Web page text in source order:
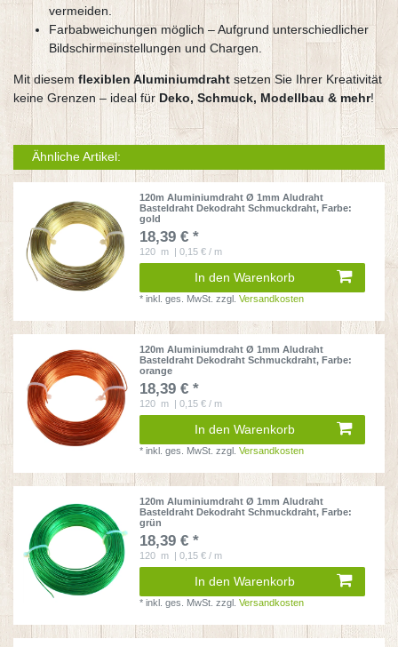
vermeiden.
Farbabweichungen möglich – Aufgrund unterschiedlicher
Bildschirmeinstellungen und Chargen.
Mit diesem flexiblen Aluminiumdraht setzen Sie Ihrer Kreativität
keine Grenzen – ideal für Deko, Schmuck, Modellbau & mehr!
Ähnliche Artikel:
120m Aluminiumdraht Ø 1mm Aludraht
Basteldraht Dekodraht Schmuckdraht, Farbe:
gold
18,39 € *
120 m | 0,15 € / m
In den Warenkorb
*inkl. ges. MwSt. zzgl.Versandkosten
120m Aluminiumdraht Ø 1mm Aludraht
Basteldraht Dekodraht Schmuckdraht, Farbe:
orange
18,39 € *
120 m | 0,15 € / m
In den Warenkorb
*inkl. ges. MwSt. zzgl.Versandkosten
120m Aluminiumdraht Ø 1mm Aludraht
Basteldraht Dekodraht Schmuckdraht, Farbe:
grün
18,39 € *
120 m | 0,15 € / m
In den Warenkorb
*inkl. ges. MwSt. zzgl.Versandkosten